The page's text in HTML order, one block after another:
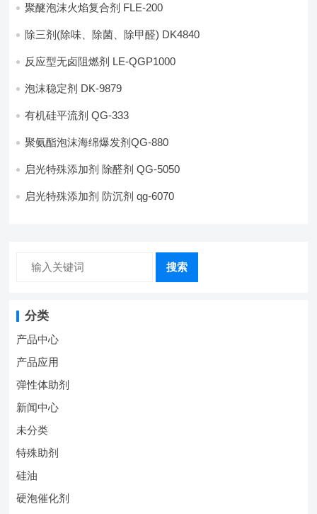
聚醚泡沫火焰复合剂 FLE-200
除三剂(除味、除菌、除甲醛) DK4840
反应型无卤阻燃剂 LE-QGP1000
泡沫稳定剂 DK-9879
有机硅平流剂 QG-333
聚氨酯泡沫海绵爆发剂QG-880
启光特殊添加剂 除醛剂 QG-5050
启光特殊添加剂 防沉剂 qg-6070
搜索
分类
产品中心
产品应用
弹性体助剂
新闻中心
未分类
特殊助剂
硅油
硬泡催化剂